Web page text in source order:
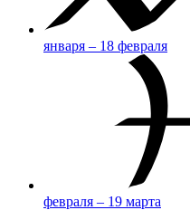
января – 18 февраля
февраля – 19 марта